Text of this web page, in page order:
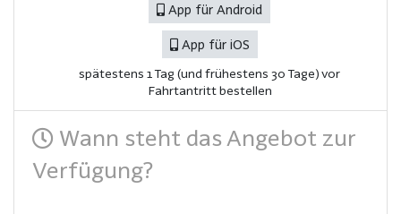
App für Android
App für iOS
spätestens 1 Tag (und frühestens 30 Tage) vor
Fahrtantritt bestellen
Wann steht das Angebot zur
Verfügung?